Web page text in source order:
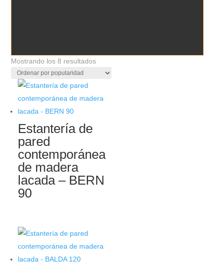
Mostrando los 8 resultadosOrdenado
por
Estantería de
pared
contemporánea
de madera
lacada – BERN
90